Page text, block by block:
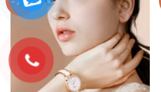
Add to
wishlist